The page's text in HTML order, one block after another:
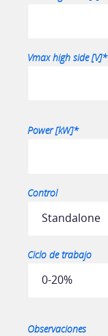
Vmax high side [V]*
Power [kW]*
Control
Ciclo de trabajo
Observaciones